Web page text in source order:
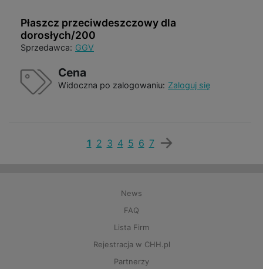
Płaszcz przeciwdeszczowy dla
dorosłych/200
Sprzedawca: GGV
Cena
Widoczna po zalogowaniu: Zaloguj się
1 2 3 4 5 6 7
News
FAQ
Lista Firm
Rejestracja w CHH.pl
Partnerzy